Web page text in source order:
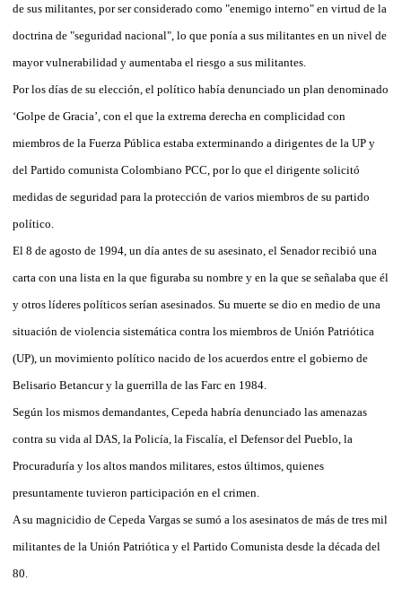
de sus militantes, por ser considerado como "enemigo interno" en virtud de la
doctrina de "seguridad nacional", lo que ponía a sus militantes en un nivel de
mayor vulnerabilidad y aumentaba el riesgo a sus militantes.
Por los días de su elección, el político había denunciado un plan denominado
‘Golpe de Gracia’, con el que la extrema derecha en complicidad con
miembros de la Fuerza Pública estaba exterminando a dirigentes de la UP y
del Partido comunista Colombiano PCC, por lo que el dirigente solicitó
medidas de seguridad para la protección de varios miembros de su partido
político.
El 8 de agosto de 1994, un día antes de su asesinato, el Senador recibió una
carta con una lista en la que figuraba su nombre y en la que se señalaba que él
y otros líderes políticos serían asesinados. Su muerte se dio en medio de una
situación de violencia sistemática contra los miembros de Unión Patriótica
(UP), un movimiento político nacido de los acuerdos entre el gobierno de
Belisario Betancur y la guerrilla de las Farc en 1984.
Según los mismos demandantes, Cepeda habría denunciado las amenazas
contra su vida al DAS, la Policía, la Fiscalía, el Defensor del Pueblo, la
Procuraduría y los altos mandos militares, estos últimos, quienes
presuntamente tuvieron participación en el crimen.
A su magnicidio de Cepeda Vargas se sumó a los asesinatos de más de tres mil
militantes de la Unión Patriótica y el Partido Comunista desde la década del
80.